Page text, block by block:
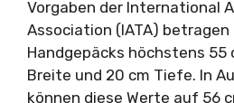
Vorgaben der International
Association (IATA) betragen
Handgepäcks höchstens 55
Breite und 20 cm Tiefe. In
können diese Werte auf 56